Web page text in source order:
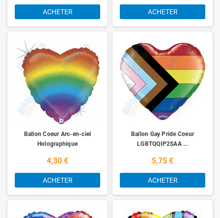
ACHETER ACHETER
Ballon Coeur Arc-en-ciel
Holographique
4,30 €
ACHETER
Ballon Gay Pride Coeur
LGBTQQIP2SAA ...
5,75 €
ACHETER